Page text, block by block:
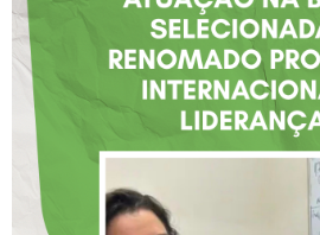
ATUAÇÃO NA
RENOMADO